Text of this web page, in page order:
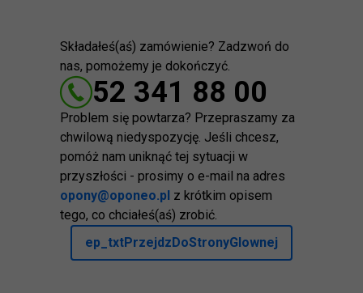
Składałeś(aś) zamówienie? Zadzwoń do
nas, pomożemy je dokończyć.
52 341 88 00
Problem się powtarza? Przepraszamy za
chwilową niedyspozycję. Jeśli chcesz,
pomóż nam uniknąć tej sytuacji w
przyszłości - prosimy o e-mail na adres
opony@oponeo.pl z krótkim opisem
tego, co chciałeś(aś) zrobić.
ep_txtPrzejdzDoStronyGlownej